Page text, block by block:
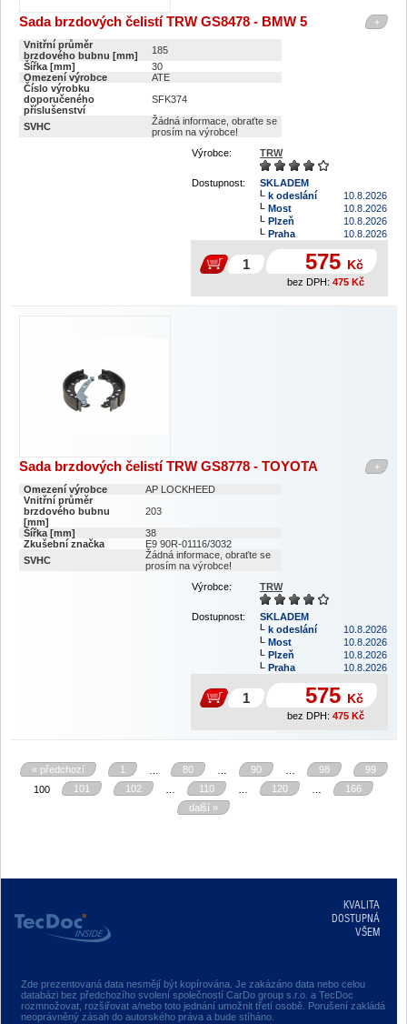
+
Sada brzdových čelistí TRW GS8478 - BMW 5
Vnitřní průměr
brzdového bubnu [mm]
185
Šířka [mm]
30
Omezení výrobce
ATE
Číslo výrobku
doporučeného
příslušenství
SFK374
SVHC
Žádná informace, obraťte se
prosím na výrobce!
Výrobce:
TRW
Dostupnost:
SKLADEM
k odeslání
10.8.2026
Most
10.8.2026
Plzeň
10.8.2026
Praha
10.8.2026
575 Kč
bez DPH: 475 Kč
+
Sada brzdových čelistí TRW GS8778 - TOYOTA
Omezení výrobce
AP LOCKHEED
Vnitřní průměr
brzdového bubnu
[mm]
203
Šířka [mm]
38
Zkušební značka
E9 90R-01116/3032
SVHC
Žádná informace, obraťte se
prosím na výrobce!
Výrobce:
TRW
Dostupnost:
SKLADEM
k odeslání
10.8.2026
Most
10.8.2026
Plzeň
10.8.2026
Praha
10.8.2026
575 Kč
bez DPH: 475 Kč
« předchozí 1 … 80 … 90 … 98
99
100
101 102 … 110 … 120 …
166
další »
Zde prezentovaná data nesmějí být kopírována. Je zakázáno data nebo celou
databázi bez předchozího svolení společností CarDo group s.r.o. a TecDoc
rozmnožovat, rozšiřovat a/nebo toto jednání umožnit třetí osobě. Porušení zakládá
neoprávněný zásah do autorského práva a bude stíháno.
KVALITA
DOSTUPNÁ
VŠEM